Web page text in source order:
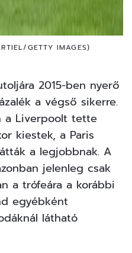
GETTY IMAGES)
2015-ben nyerő
a végső sikerre.
a Liverpoolt tette
kiestek, a Paris
a legjobbnak. A
jelenleg csak
a trófeára a korábbi
egyébként
látható